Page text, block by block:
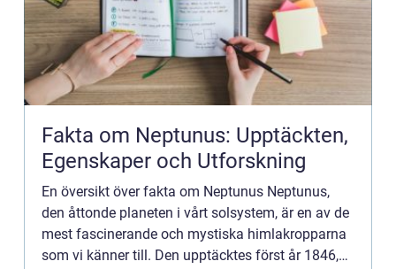
Fakta om Neptunus: Upptäckten,
Egenskaper och Utforskning
En översikt över fakta om Neptunus Neptunus,
den åttonde planeten i vårt solsystem, är en av de
mest fascinerande och mystiska himlakropparna
som vi känner till. Den upptäcktes först år 1846,